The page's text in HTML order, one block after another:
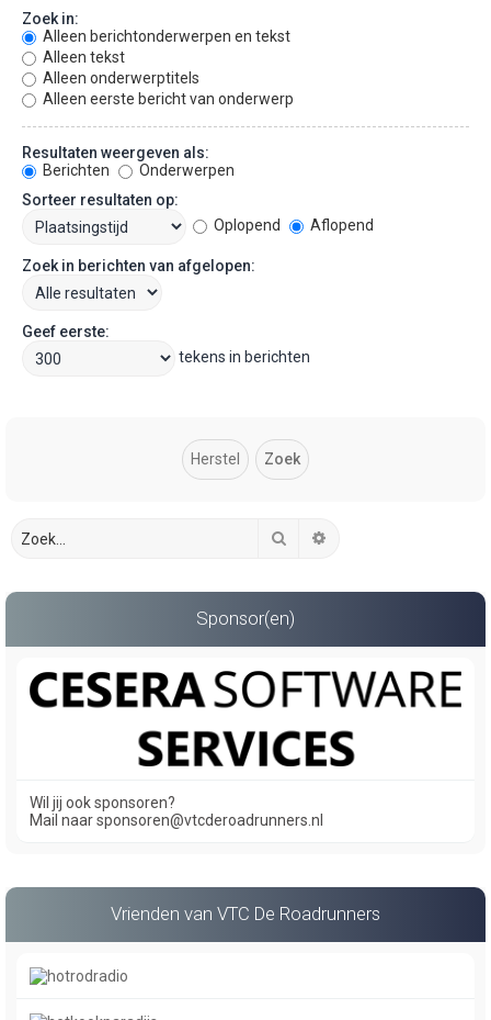
Zoek in:
Alleen berichtonderwerpen en tekst
Alleen tekst
Alleen onderwerptitels
Alleen eerste bericht van onderwerp
Resultaten weergeven als:
Berichten
Onderwerpen
Sorteer resultaten op:
Oplopend
Aflopend
Zoek in berichten van afgelopen:
Geef eerste:
tekens in berichten
Zoek
Sponsor(en)
Wil jij ook sponsoren?
Mail naar sponsoren@vtcderoadrunners.nl
Vrienden van VTC De Roadrunners